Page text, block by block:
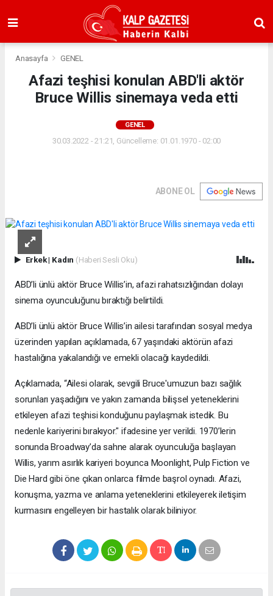
Anasayfa GENEL
Afazi teşhisi konulan ABD'li aktör
Bruce Willis sinemaya veda etti
GENEL
30.03.2022 - 21:21, Güncelleme: 01.01.1970 - 02:00
ABONE OL
Erkek| Kadın (Haberi Sesli Oku)
ABD’li ünlü aktör Bruce Willis’in, afazi rahatsızlığından dolayı
sinema oyunculuğunu bıraktığı belirtildi.
ABD’li ünlü aktör Bruce Willis’in ailesi tarafından sosyal medya
üzerinden yapılan açıklamada, 67 yaşındaki aktörün afazi
hastalığına yakalandığı ve emekli olacağı kaydedildi.
Açıklamada, “Ailesi olarak, sevgili Bruce'umuzun bazı sağlık
sorunları yaşadığını ve yakın zamanda bilişsel yeteneklerini
etkileyen afazi teşhisi konduğunu paylaşmak istedik. Bu
nedenle kariyerini bırakıyor." ifadesine yer verildi. 1970’lerin
sonunda Broadway’da sahne alarak oyunculuğa başlayan
Willis, yarım asırlık kariyeri boyunca Moonlight, Pulp Fiction ve
Die Hard gibi öne çıkan onlarca filmde başrol oynadı. Afazi,
konuşma, yazma ve anlama yeteneklerini etkileyerek iletişim
kurmasını engelleyen bir hastalık olarak biliniyor.